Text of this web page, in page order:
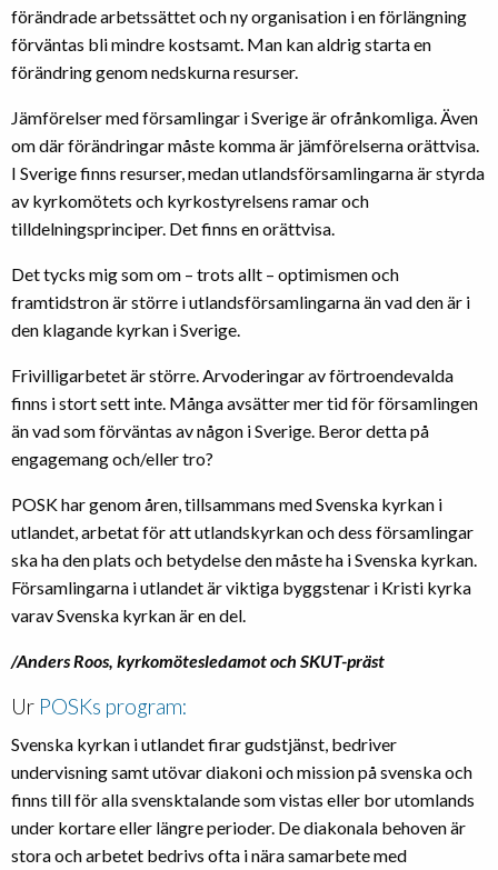
förändrade arbetssättet och ny organisation i en förlängning
förväntas bli mindre kostsamt. Man kan aldrig starta en
förändring genom nedskurna resurser.
Jämförelser med församlingar i Sverige är ofrånkomliga. Även
om där förändringar måste komma är jämförelserna orättvisa.
I Sverige finns resurser, medan utlandsförsamlingarna är styrda
av kyrkomötets och kyrkostyrelsens ramar och
tilldelningsprinciper. Det finns en orättvisa.
Det tycks mig som om – trots allt – optimismen och
framtidstron är större i utlandsförsamlingarna än vad den är i
den klagande kyrkan i Sverige.
Frivilligarbetet är större. Arvoderingar av förtroendevalda
finns i stort sett inte. Många avsätter mer tid för församlingen
än vad som förväntas av någon i Sverige. Beror detta på
engagemang och/eller tro?
POSK har genom åren, tillsammans med Svenska kyrkan i
utlandet, arbetat för att utlandskyrkan och dess församlingar
ska ha den plats och betydelse den måste ha i Svenska kyrkan.
Församlingarna i utlandet är viktiga byggstenar i Kristi kyrka
varav Svenska kyrkan är en del.
/Anders Roos, kyrkomötesledamot och SKUT-präst
Ur POSKs program:
Svenska kyrkan i utlandet firar gudstjänst, bedriver
undervisning samt utövar diakoni och mission på svenska och
finns till för alla svensktalande som vistas eller bor utomlands
under kortare eller längre perioder. De diakonala behoven är
stora och arbetet bedrivs ofta i nära samarbete med